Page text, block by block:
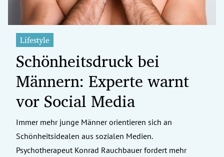
Untermenü
Untermenü
Untermenü
Untermenü
Untermenü
Untermenü
Untermenü
Lifestyle
Schönheitsdruck bei
Männern: Experte warnt
vor Social Media
Immer mehr junge Männer orientieren sich an
Schönheitsidealen aus sozialen Medien.
Psychotherapeut Konrad Rauchbauer fordert mehr